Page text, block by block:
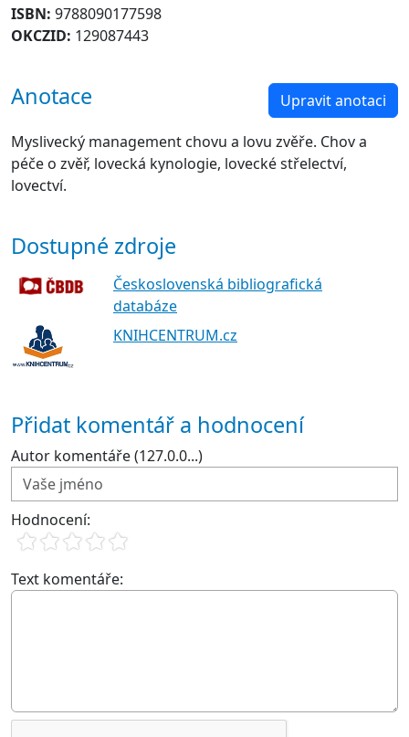
ISBN: 9788090177598
OKCZID: 129087443
Anotace Upravit anotaci
Myslivecký management chovu a lovu zvěře. Chov a
péče o zvěř, lovecká kynologie, lovecké střelectví,
lovectví.
Dostupné zdroje
Československá bibliografická
databáze
KNIHCENTRUM.cz
Přidat komentář a hodnocení
Autor komentáře (127.0.0...)
Hodnocení:
Text komentáře: